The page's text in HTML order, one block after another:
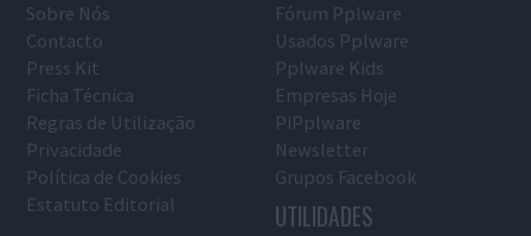
Sobre Nós
Contacto
Press Kit
Ficha Técnica
Regras de Utilização
Privacidade
Política de Cookies
Estatuto Editorial
Fórum Pplware
Usados Pplware
Pplware Kids
Empresas Hoje
PiPplware
Newsletter
Grupos Facebook
UTILIDADES